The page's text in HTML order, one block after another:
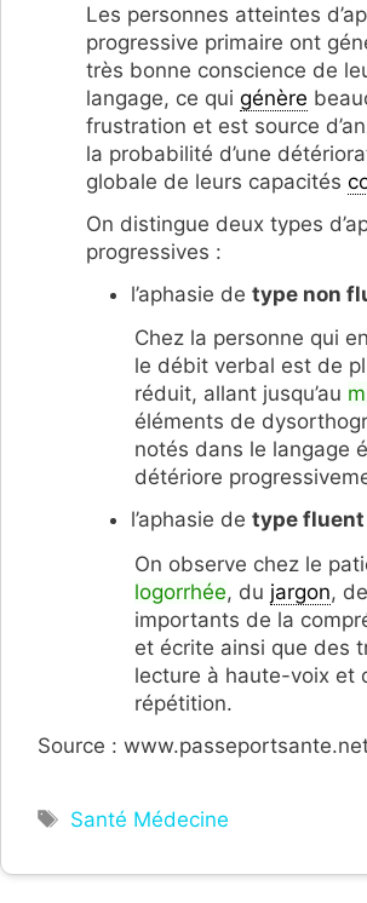
Les personnes atteintes
progressive primaire ont
très bonne conscience de
langage, ce qui génère
frustration et est source
la probabilité d’une
globale de leurs capacités
On distingue deux types
progressives :
l’aphasie de type non
Chez la personne qui
le débit verbal est de
réduit, allant jusqu’au
éléments de
notés dans le langage
détériore
l’aphasie de type fluent
On observe chez le
logorrhée, du jargon,
importants de la
et écrite ainsi que des
lecture à haute-voix et
répétition.
Source :
Étiquettes
Santé Médecine